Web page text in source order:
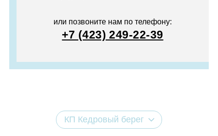
или позвоните нам по телефону:
+7 (423) 249-22-39
КП Кедровый берег